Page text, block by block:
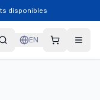
disponibles
EN